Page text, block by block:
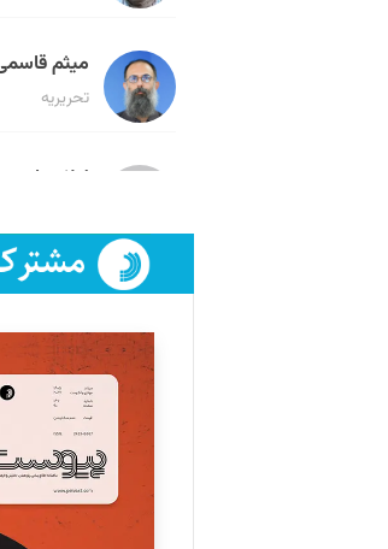
میثم
تحریریه
لیلا حنارود
فائزه
تحریریه
سروش
تحریریه
مینا پاکدل